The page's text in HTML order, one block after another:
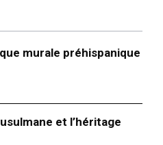
murale préhispanique
et l’héritage